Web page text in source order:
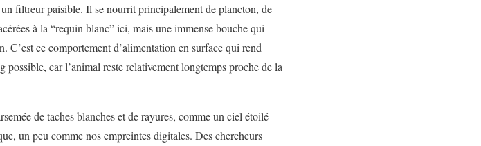
filtreur paisible. Il se nourrit principalement de plancton, de
à la “requin blanc” ici, mais une immense bouche qui
C’est ce comportement d’alimentation en surface qui rend
car l’animal reste relativement longtemps proche de la
de taches blanches et de rayures, comme un ciel étoilé
un peu comme nos empreintes digitales. Des chercheurs